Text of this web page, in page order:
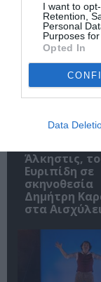
I want to
Retention,
Personal
Purposes
Opted In
Data
Άλκηστις,
Ευριπίδη σε
σκηνοθεσία
Δημήτρη
στα